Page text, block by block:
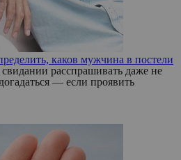
каков мужчина в постели
расспрашивать даже не
— если проявить